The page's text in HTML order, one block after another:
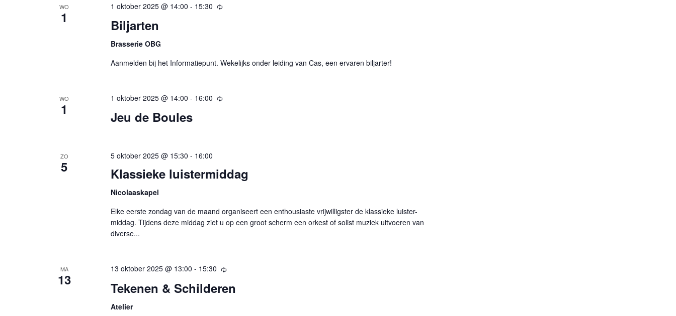
WO
1
1 oktober 2025 @ 14:00 - 15:30 Terugkerend
Biljarten
Brasserie OBG
Aanmelden bij het Informatiepunt. Wekelijks onder leiding van Cas, een ervaren biljarter!
WO
1
1 oktober 2025 @ 14:00 - 16:00 Terugkerend
Jeu de Boules
ZO
5
5 oktober 2025 @ 15:30 - 16:00
Klassieke luistermiddag
Nicolaaskapel
Elke eerste zondag van de maand organiseert een enthousiaste vrijwilligster de klassieke luister-
middag. Tijdens deze middag ziet u op een groot scherm een orkest of solist muziek uitvoeren van
diverse...
MA
13
13 oktober 2025 @ 13:00 - 15:30 Terugkerend
Tekenen & Schilderen
Atelier